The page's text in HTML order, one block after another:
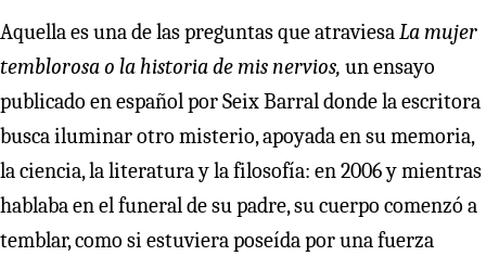
Aquella es una de las preguntas que atraviesaLa mujer
temblorosa o la historia de mis nervios, un ensayo
publicado en español por Seix Barral donde la escritora
busca iluminar otro misterio, apoyada en su memoria,
la ciencia, la literatura y la filosofía: en 2006 y mientras
hablaba en el funeral de su padre, su cuerpo comenzó a
temblar, como si estuviera poseída por una fuerza